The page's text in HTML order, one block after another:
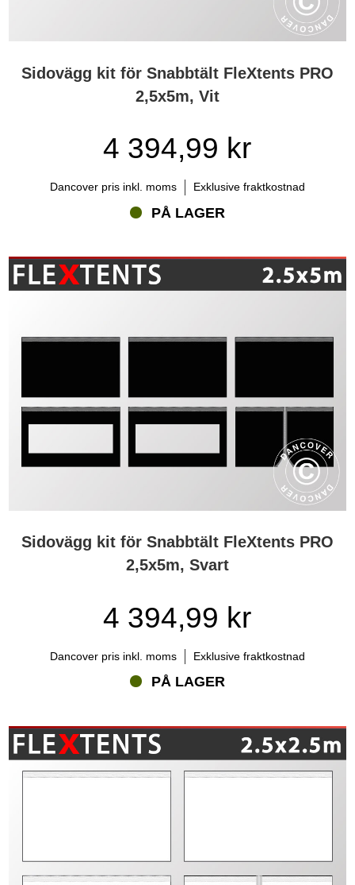
Sidovägg kit för Snabbtält FleXtents PRO
2,5x5m, Vit
4 394,99 kr
Dancover pris inkl. moms Exklusive fraktkostnad
PÅ LAGER
Sidovägg kit för Snabbtält FleXtents PRO
2,5x5m, Svart
4 394,99 kr
Dancover pris inkl. moms Exklusive fraktkostnad
PÅ LAGER